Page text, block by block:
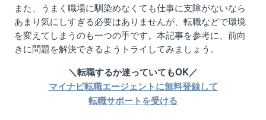
また、うまく職場に馴染めなくても仕事に支障がないなら
あまり気にしすぎる必要はありませんが 、転職などで環境
を変えてしまうのも一つの手です。本記事を参考に、前向
きに問題を解決できるようトライしてみましょう 。
＼転職するか迷っていてもOK／
マイナビ転職エージェントに無料登録して
転職サポートを受ける